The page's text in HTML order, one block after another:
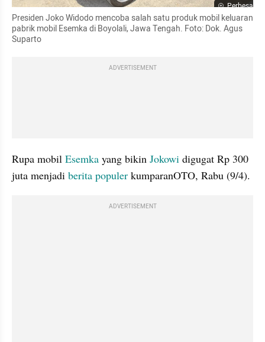
Perbesar
Presiden Joko Widodo mencoba salah satu produk mobil keluaran
pabrik mobil Esemka di Boyolali, Jawa Tengah. Foto: Dok. Agus
Suparto
ADVERTISEMENT
Rupa mobil Esemka yang bikin Jokowi digugat Rp 300
juta menjadi berita populer kumparanOTO, Rabu (9/4).
ADVERTISEMENT